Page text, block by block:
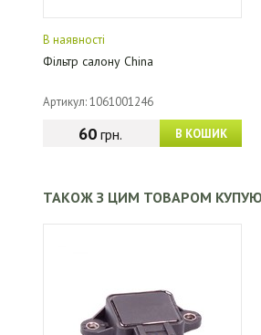
В наявності
Фільтр салону China
Артикул: 1061001246
В КОШИК
60грн.
ТАКОЖ З ЦИМ ТОВАРОМ